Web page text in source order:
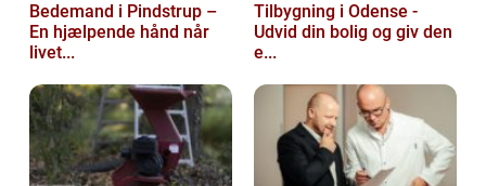
Bedemand i Pindstrup –
En hjælpende hånd når
livet...
Tilbygning i Odense -
Udvid din bolig og giv den
e...